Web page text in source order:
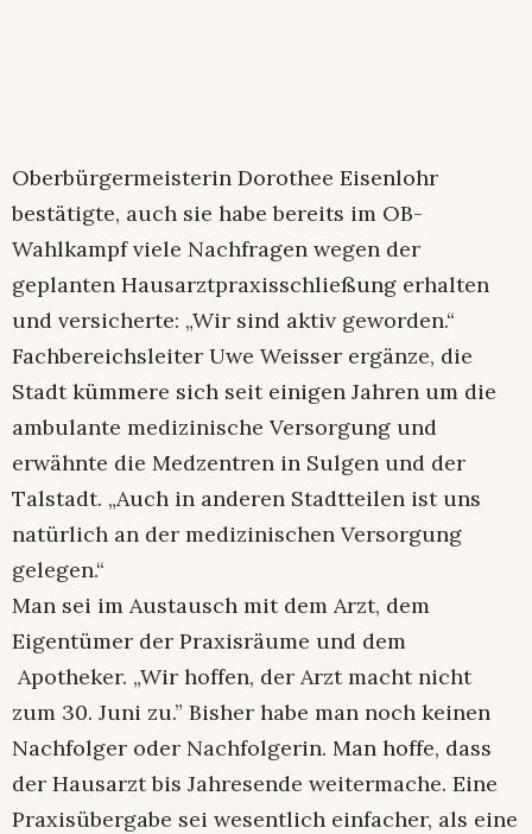
Oberbürgermeisterin Dorothee Eisenlohr
bestätigte, auch sie habe bereits im OB-
Wahlkampf viele Nachfragen wegen der
geplanten Hausarztpraxisschließung erhalten
und versicherte: „Wir sind aktiv geworden.“
Fachbereichsleiter Uwe Weisser ergänze, die
Stadt kümmere sich seit einigen Jahren um die
ambulante medizinische Versorgung und
erwähnte die Medzentren in Sulgen und der
Talstadt. „Auch in anderen Stadtteilen ist uns
natürlich an der medizinischen Versorgung
gelegen.“
Man sei im Austausch mit dem Arzt, dem
Eigentümer der Praxisräume und dem
Apotheker. „Wir hoffen, der Arzt macht nicht
zum 30. Juni zu.” Bisher habe man noch keinen
Nachfolger oder Nachfolgerin. Man hoffe, dass
der Hausarzt bis Jahresende weitermache. Eine
Praxisübergabe sei wesentlich einfacher, als eine